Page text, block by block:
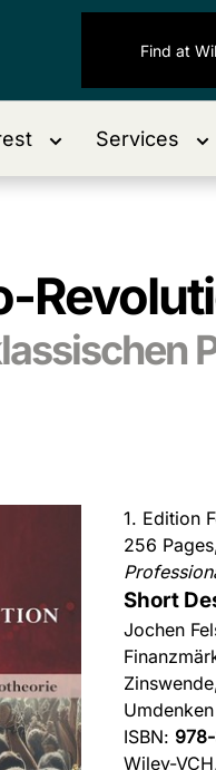
Services
1. Edition
256
Short
Jochen
ISBN:
Wiley-